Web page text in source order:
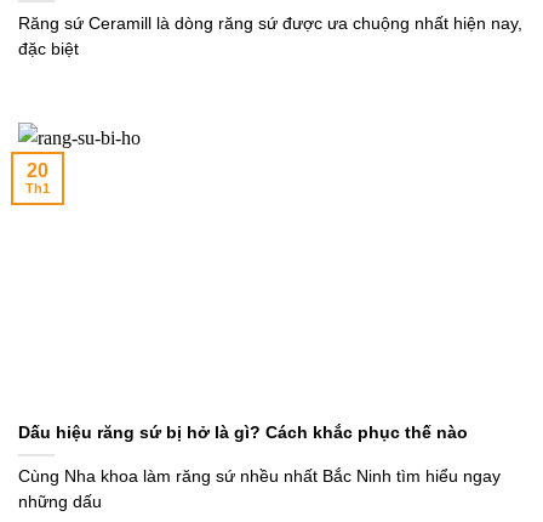
Răng sứ Ceramill là dòng răng sứ được ưa chuộng nhất hiện nay,
đặc biệt
Dấu hiệu răng sứ bị hở là gì? Cách khắc phục thế nào
Cùng Nha khoa làm răng sứ nhều nhất Bắc Ninh tìm hiểu ngay
những dấu
20
Th1